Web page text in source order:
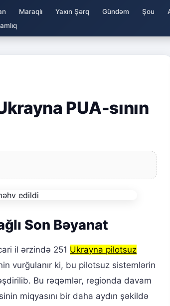
Maraqlı Yaxın Şərq Gündəm Şou
PUA-sının
Son Bəyanat
il ərzində 251 Ukrayna pilotsuz
vurğulanır ki, bu pilotsuz sistemlərin
Bu rəqəmlər, regionda davam
miqyasını bir daha aydın şəkildə